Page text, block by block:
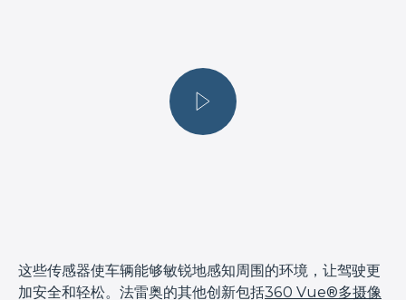
这些传感器使车辆能够敏锐地感知周围的环境，让驾驶更
加安全和轻松。法雷奥的其他创新包括360 Vue®多摄像